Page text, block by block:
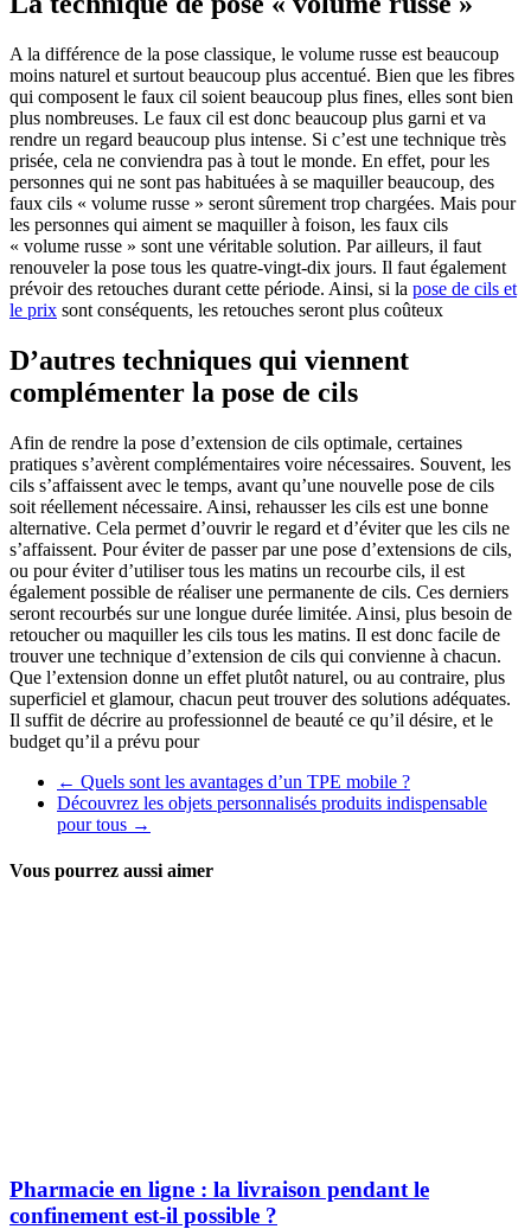
A la différence de la pose classique, le volume russe est beaucoup
moins naturel et surtout beaucoup plus accentué. Bien que les fibres
qui composent le faux cil soient beaucoup plus fines, elles sont bien
plus nombreuses. Le faux cil est donc beaucoup plus garni et va
rendre un regard beaucoup plus intense. Si c’est une technique très
prisée, cela ne conviendra pas à tout le monde. En effet, pour les
personnes qui ne sont pas habituées à se maquiller beaucoup, des
faux cils « volume russe » seront sûrement trop chargées. Mais pour
les personnes qui aiment se maquiller à foison, les faux cils
« volume russe » sont une véritable solution. Par ailleurs, il faut
renouveler la pose tous les quatre-vingt-dix jours. Il faut également
prévoir des retouches durant cette période. Ainsi, si la pose de cils et
le prix sont conséquents, les retouches seront plus coûteux
D’autres techniques qui viennent
complémenter la pose de cils
Afin de rendre la pose d’extension de cils optimale, certaines
pratiques s’avèrent complémentaires voire nécessaires. Souvent, les
cils s’affaissent avec le temps, avant qu’une nouvelle pose de cils
soit réellement nécessaire. Ainsi, rehausser les cils est une bonne
alternative. Cela permet d’ouvrir le regard et d’éviter que les cils ne
s’affaissent. Pour éviter de passer par une pose d’extensions de cils,
ou pour éviter d’utiliser tous les matins un recourbe cils, il est
également possible de réaliser une permanente de cils. Ces derniers
seront recourbés sur une longue durée limitée. Ainsi, plus besoin de
retoucher ou maquiller les cils tous les matins. Il est donc facile de
trouver une technique d’extension de cils qui convienne à chacun.
Que l’extension donne un effet plutôt naturel, ou au contraire, plus
superficiel et glamour, chacun peut trouver des solutions adéquates.
Il suffit de décrire au professionnel de beauté ce qu’il désire, et le
budget qu’il a prévu pour
← Quels sont les avantages d’un TPE mobile ?
Découvrez les objets personnalisés produits indispensable
pour tous →
Vous pourrez aussi aimer
Pharmacie en ligne : la livraison pendant le
confinement est-il possible ?